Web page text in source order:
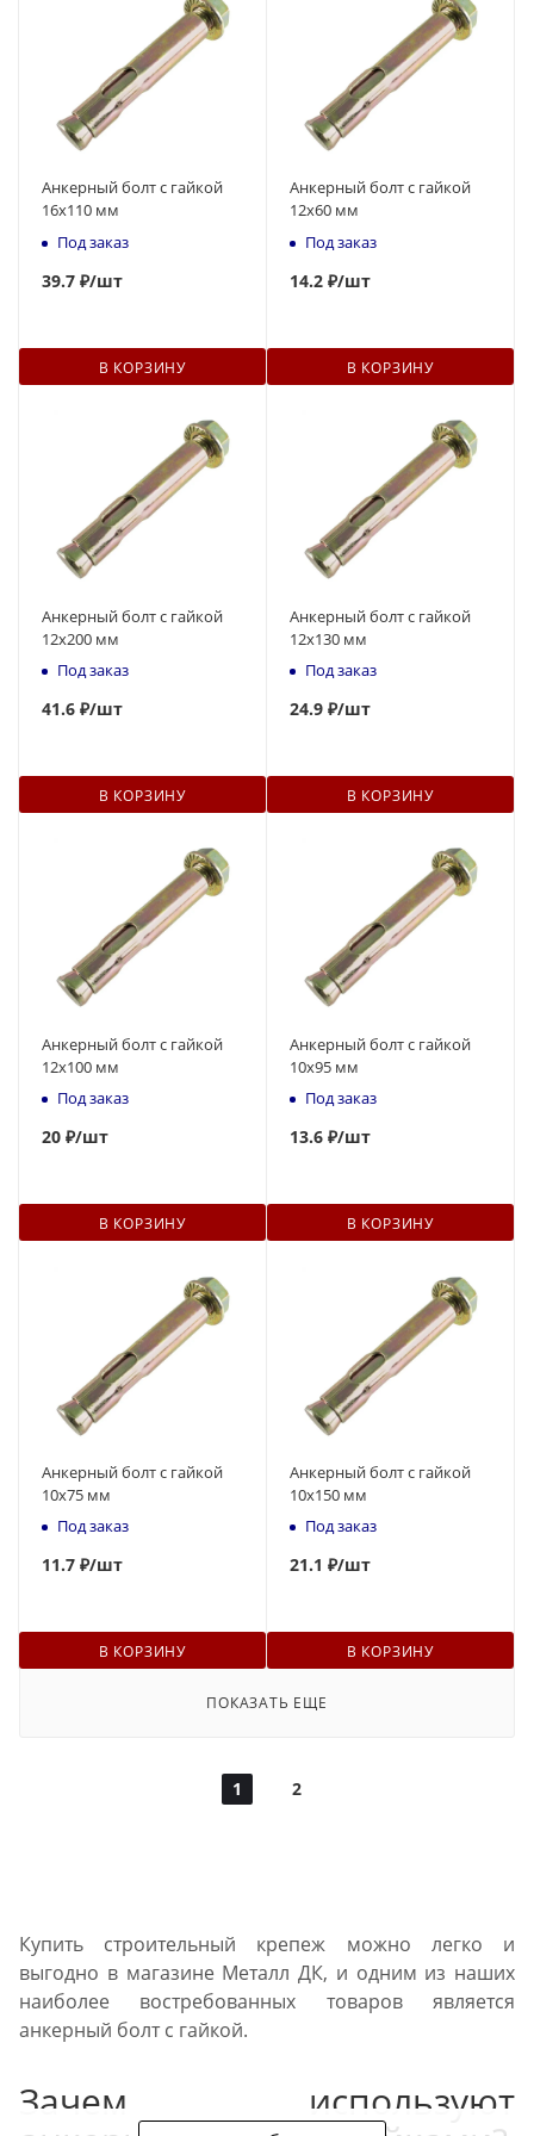
Анкерный болт с гайкой
16x110 мм
Под заказ
39.7 ₽/шт
В КОРЗИНУ
Анкерный болт с гайкой
12x60 мм
Под заказ
14.2 ₽/шт
В КОРЗИНУ
Анкерный болт с гайкой
12x200 мм
Под заказ
41.6 ₽/шт
В КОРЗИНУ
Анкерный болт с гайкой
12x130 мм
Под заказ
24.9 ₽/шт
В КОРЗИНУ
Анкерный болт с гайкой
12x100 мм
Под заказ
20 ₽/шт
В КОРЗИНУ
Анкерный болт с гайкой
10x95 мм
Под заказ
13.6 ₽/шт
В КОРЗИНУ
Анкерный болт с гайкой
10x75 мм
Под заказ
11.7 ₽/шт
В КОРЗИНУ
Анкерный болт с гайкой
10x150 мм
Под заказ
21.1 ₽/шт
В КОРЗИНУ
ПОКАЗАТЬ ЕЩЕ
1 2
Купить строительный крепеж можно легко и
выгодно в магазине Металл ДК, и одним из наших
наиболее востребованных товаров является
анкерный болт с гайкой.
Зачем используют